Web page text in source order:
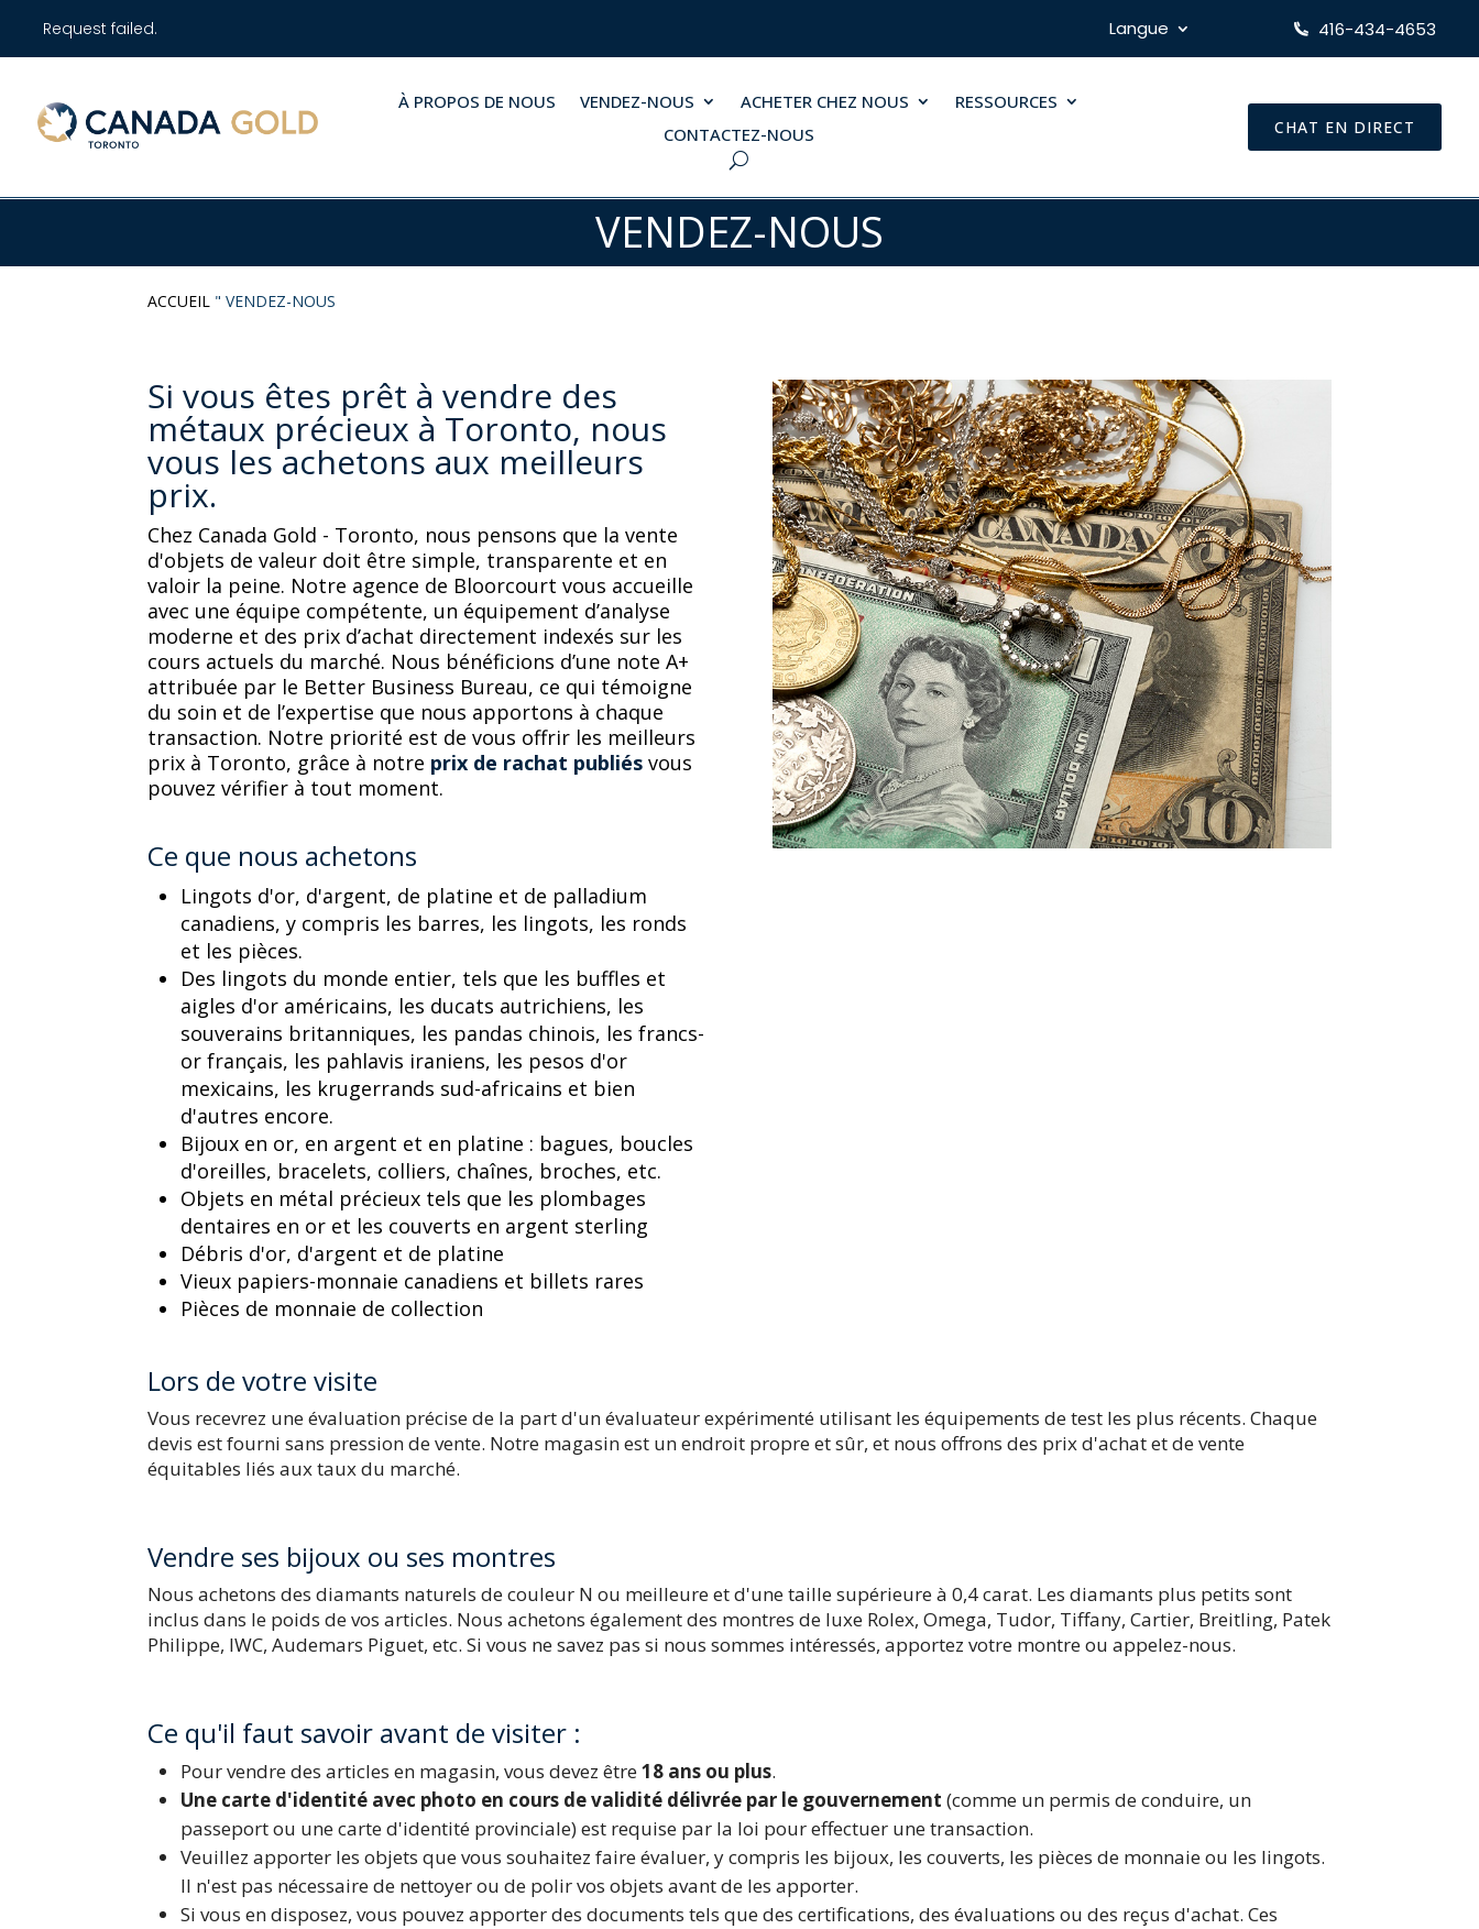
Request failed. Langue 416-434-4653
À PROPOS DE NOUS VENDEZ-NOUS ACHETER CHEZ NOUS
RESSOURCES
CONTACTEZ-NOUS
CHAT EN DIRECT
VENDEZ-NOUS
ACCUEIL "VENDEZ-NOUS
Si vous êtes prêt à vendre des
métaux précieux à Toronto, nous
vous les achetons aux meilleurs
prix.
Chez Canada Gold - Toronto, nous pensons que la vente
d'objets de valeur doit être simple, transparente et en
valoir la peine. Notre agence de Bloorcourt vous accueille
avec une équipe compétente, un équipement d’analyse
moderne et des prix d’achat directement indexés sur les
cours actuels du marché. Nous bénéficions d’une note A+
attribuée par le Better Business Bureau, ce qui témoigne
du soin et de l’expertise que nous apportons à chaque
transaction. Notre priorité est de vous offrir les meilleurs
prix à Toronto, grâce à notre prix de rachat publiésvous
pouvez vérifier à tout moment.
Ce que nous achetons
Lingots d'or, d'argent, de platine et de palladium
canadiens, y compris les barres, les lingots, les ronds
et les pièces.
Des lingots du monde entier, tels que les buffles et
aigles d'or américains, les ducats autrichiens, les
souverains britanniques, les pandas chinois, les francs-
or français, les pahlavis iraniens, les pesos d'or
mexicains, les krugerrands sud-africains et bien
d'autres encore.
Bijoux en or, en argent et en platine : bagues, boucles
d'oreilles, bracelets, colliers, chaînes, broches, etc.
Objets en métal précieux tels que les plombages
dentaires en or et les couverts en argent sterling
Débris d'or, d'argent et de platine
Vieux papiers-monnaie canadiens et billets rares
Pièces de monnaie de collection
Lors de votre visite
Vous recevrez une évaluation précise de la part d'un évaluateur expérimenté utilisant les équipements de test les plus récents. Chaque
devis est fourni sans pression de vente. Notre magasin est un endroit propre et sûr, et nous offrons des prix d'achat et de vente
équitables liés aux taux du marché.
Vendre ses bijoux ou ses montres
Nous achetons des diamants naturels de couleur N ou meilleure et d'une taille supérieure à 0,4 carat. Les diamants plus petits sont
inclus dans le poids de vos articles. Nous achetons également des montres de luxe Rolex, Omega, Tudor, Tiffany, Cartier, Breitling, Patek
Philippe, IWC, Audemars Piguet, etc. Si vous ne savez pas si nous sommes intéressés, apportez votre montre ou appelez-nous.
Ce qu'il faut savoir avant de visiter :
Pour vendre des articles en magasin, vous devez être18 ans ou plus.
Une carte d'identité avec photo en cours de validité délivrée par le gouvernement (comme un permis de conduire, un
passeport ou une carte d'identité provinciale) est requise par la loi pour effectuer une transaction.
Veuillez apporter les objets que vous souhaitez faire évaluer, y compris les bijoux, les couverts, les pièces de monnaie ou les lingots.
Il n'est pas nécessaire de nettoyer ou de polir vos objets avant de les apporter.
Si vous en disposez, vous pouvez apporter des documents tels que des certifications, des évaluations ou des reçus d'achat. Ces